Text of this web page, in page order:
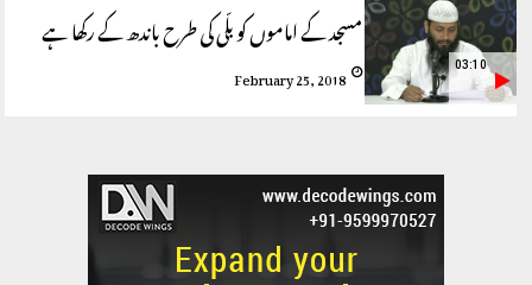
مسجد کے اماموں کو بلّی کی طرح باندھ کے رکھا ہے
February 25, 2018 03:10